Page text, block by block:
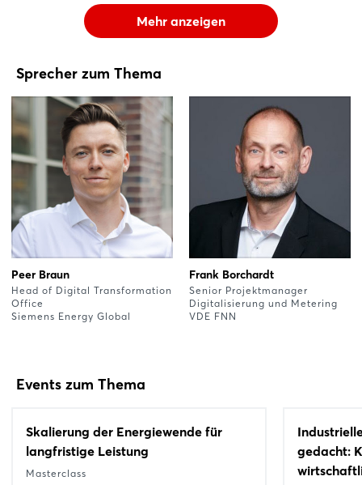
Mehr anzeigen
Sprecher zum Thema
Peer Braun
Head of Digital Transformation
Office
Siemens Energy Global
Frank Borchardt
Senior Projektmanager
Digitalisierung und Metering
VDE FNN
Events zum Thema
Skalierung der Energiewende für
langfristige Leistung
Masterclass
gedacht: